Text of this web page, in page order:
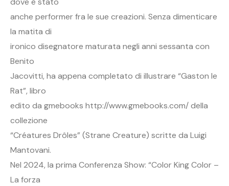
anche performer fra le sue creazioni. Senza dimenticare
la matita di
ironico disegnatore maturata negli anni sessanta con
Benito
Jacovitti, ha appena completato di illustrare “Gaston le
Rat”, libro
edito da gmebooks http://www.gmebooks.com/ della
collezione
“Créatures Drôles” (Strane Creature) scritte da Luigi
Mantovani.
Nel 2024, la prima Conferenza Show: “Color King Color –
La forza